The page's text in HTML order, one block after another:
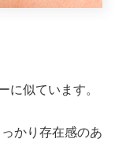
に似ています。
かり存在感のあ